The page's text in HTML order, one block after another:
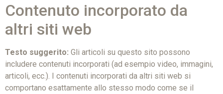
Contenuto incorporato da
altri siti web
Testo suggerito: Gli articoli su questo sito possono
includere contenuti incorporati (ad esempio video, immagini,
articoli, ecc.). I contenuti incorporati da altri siti web si
comportano esattamente allo stesso modo come se il